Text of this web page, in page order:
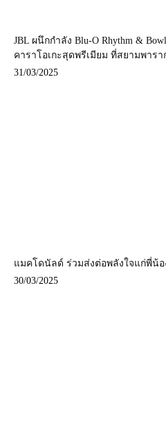
JBL ผนึกกำลัง Blu-O Rhythm &
คาราโอเกะสุดพรีเมียม ที่สยามพาร
31/03/2025
แมคโดนัลด์ ร่วมส่งต่อพลังใจแก่พี่น้อ
30/03/2025